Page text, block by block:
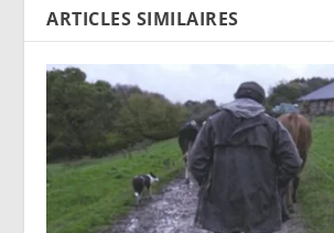
ARTICLES SIMILAIRES